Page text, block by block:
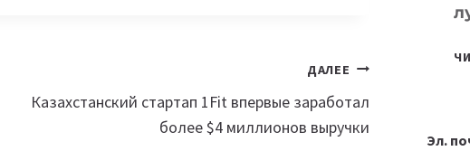
ДАЛЕЕ
Казахстанский стартап 1Fit впервые заработал
более $4 миллионов выручки
Эл.